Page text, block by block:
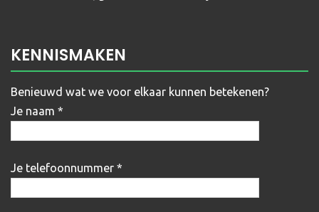
KENNISMAKEN
Benieuwd wat we voor elkaar kunnen betekenen?
Je naam *
Je telefoonnummer *